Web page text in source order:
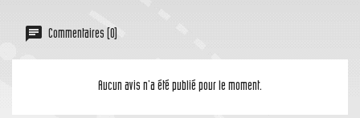
Commentaires (0)
Aucun avis n'a été publié pour le moment.